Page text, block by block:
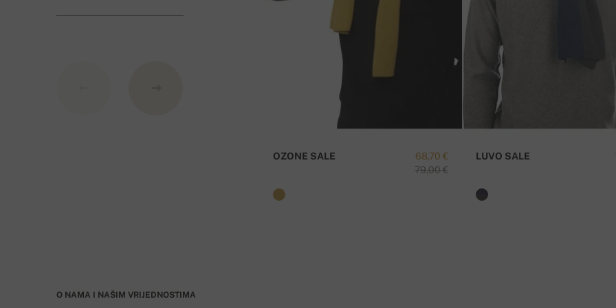
Banka: Slovenská sporiteľňa a.s., Nitra
68,70 €
79,00 €
OZONE SALE LUVO SALE
O NAMA I NAŠIM VRIJEDNOSTIMA